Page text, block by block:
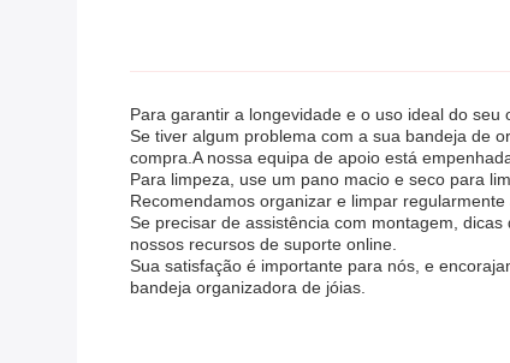
Para garantir a longevidade e o uso ideal do
Se tiver algum problema com a sua bandeja de
compra.A nossa equipa de apoio está
Para limpeza, use um pano macio e seco para
Recomendamos organizar e limpar
Se precisar de assistência com montagem,
nossos recursos de suporte online.
Sua satisfação é importante para nós, e
bandeja organizadora de jóias.